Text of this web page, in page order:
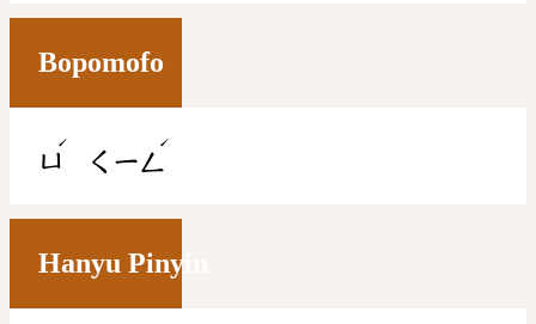
Bopomofo
ㄩ
ˊ
ㄑㄧㄥ
ˊ
Hanyu Pinyin